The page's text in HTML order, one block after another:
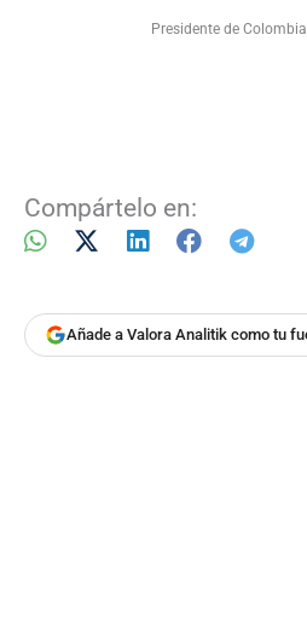
Presidente de
Compártelo en:
Añade a Valora Analitik como tu